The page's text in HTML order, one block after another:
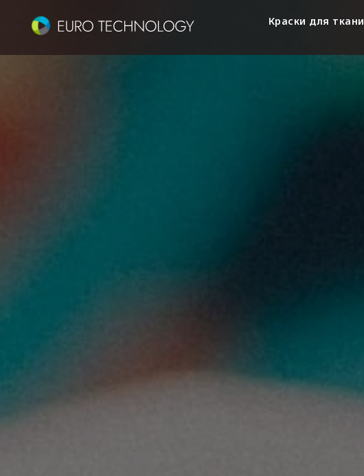
Краски для ткани